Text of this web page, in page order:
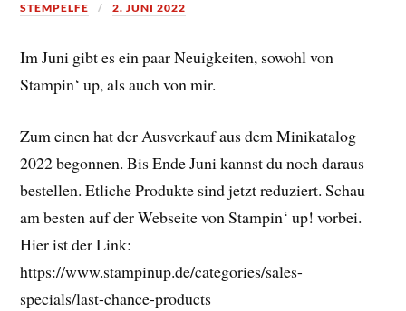
STEMPELFE 2. JUNI 2022
Im Juni gibt es ein paar Neuigkeiten, sowohl von
Stampin‘ up, als auch von mir.
Zum einen hat der Ausverkauf aus dem Minikatalog
2022 begonnen. Bis Ende Juni kannst du noch daraus
bestellen. Etliche Produkte sind jetzt reduziert. Schau
am besten auf der Webseite von Stampin‘ up! vorbei.
Hier ist der Link:
https://www.stampinup.de/categories/sales-
specials/last-chance-products